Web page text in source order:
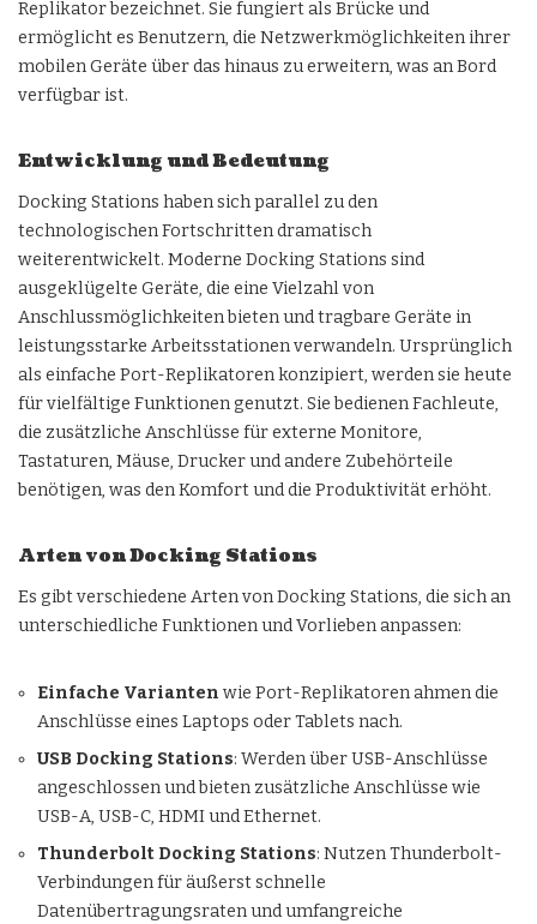
Replikator bezeichnet. Sie fungiert als Brücke und
ermöglicht es Benutzern, die Netzwerkmöglichkeiten ihrer
mobilen Geräte über das hinaus zu erweitern, was an Bord
verfügbar ist.
Entwicklung und Bedeutung
Docking Stations haben sich parallel zu den
technologischen Fortschritten dramatisch
weiterentwickelt. Moderne Docking Stations sind
ausgeklügelte Geräte, die eine Vielzahl von
Anschlussmöglichkeiten bieten und tragbare Geräte in
leistungsstarke Arbeitsstationen verwandeln. Ursprünglich
als einfache Port-Replikatoren konzipiert, werden sie heute
für vielfältige Funktionen genutzt. Sie bedienen Fachleute,
die zusätzliche Anschlüsse für externe Monitore,
Tastaturen, Mäuse, Drucker und andere Zubehörteile
benötigen, was den Komfort und die Produktivität erhöht.
Arten von Docking Stations
Es gibt verschiedene Arten von Docking Stations, die sich an
unterschiedliche Funktionen und Vorlieben anpassen:
Einfache Varianten wie Port-Replikatoren ahmen die
Anschlüsse eines Laptops oder Tablets nach.
USB Docking Stations: Werden über USB-Anschlüsse
angeschlossen und bieten zusätzliche Anschlüsse wie
USB-A, USB-C, HDMI und Ethernet.
Thunderbolt Docking Stations: Nutzen Thunderbolt-
Verbindungen für äußerst schnelle
Datenübertragungsraten und umfangreiche